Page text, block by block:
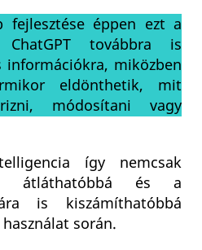
fejlesztése éppen ezt a
továbbra is
miközben
eldönthetik, mit
módosítani vagy
így nemcsak
átláthatóbbá és a
is kiszámíthatóbbá
során.